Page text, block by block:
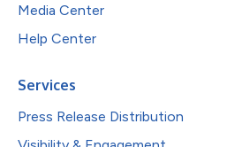
Media Center
Help Center
Services
Press Release Distribution